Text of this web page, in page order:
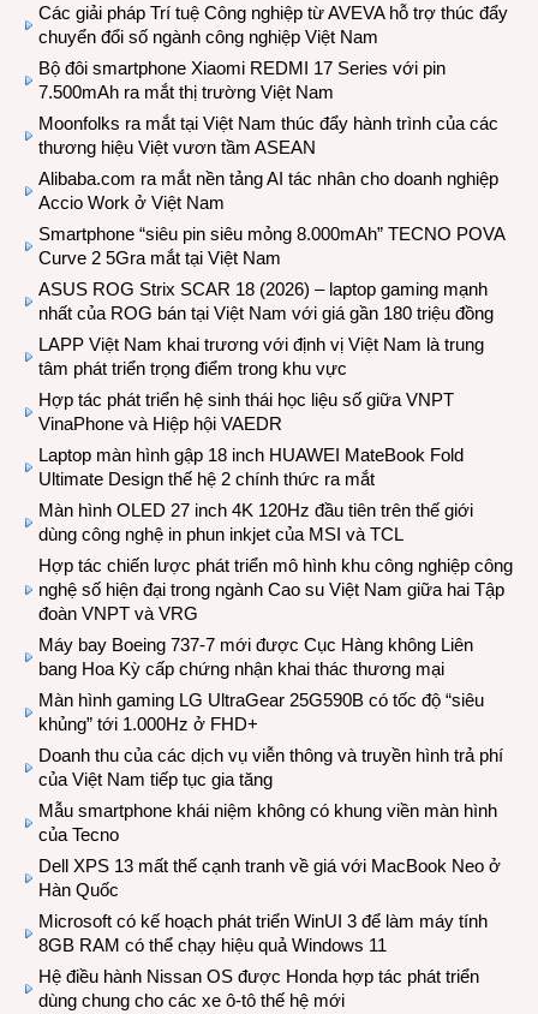
Các giải pháp Trí tuệ Công nghiệp từ AVEVA hỗ trợ thúc đẩy
chuyển đổi số ngành công nghiệp Việt Nam
Bộ đôi smartphone Xiaomi REDMI 17 Series với pin
7.500mAh ra mắt thị trường Việt Nam
Moonfolks ra mắt tại Việt Nam thúc đẩy hành trình của các
thương hiệu Việt vươn tầm ASEAN
Alibaba.com ra mắt nền tảng AI tác nhân cho doanh nghiệp
Accio Work ở Việt Nam
Smartphone “siêu pin siêu mỏng 8.000mAh” TECNO POVA
Curve 2 5Gra mắt tại Việt Nam
ASUS ROG Strix SCAR 18 (2026) – laptop gaming mạnh
nhất của ROG bán tại Việt Nam với giá gần 180 triệu đồng
LAPP Việt Nam khai trương với định vị Việt Nam là trung
tâm phát triển trọng điểm trong khu vực
Hợp tác phát triển hệ sinh thái học liệu số giữa VNPT
VinaPhone và Hiệp hội VAEDR
Laptop màn hình gập 18 inch HUAWEI MateBook Fold
Ultimate Design thế hệ 2 chính thức ra mắt
Màn hình OLED 27 inch 4K 120Hz đầu tiên trên thế giới
dùng công nghệ in phun inkjet của MSI và TCL
Hợp tác chiến lược phát triển mô hình khu công nghiệp công
nghệ số hiện đại trong ngành Cao su Việt Nam giữa hai Tập
đoàn VNPT và VRG
Máy bay Boeing 737-7 mới được Cục Hàng không Liên
bang Hoa Kỳ cấp chứng nhận khai thác thương mại
Màn hình gaming LG UltraGear 25G590B có tốc độ “siêu
khủng” tới 1.000Hz ở FHD+
Doanh thu của các dịch vụ viễn thông và truyền hình trả phí
của Việt Nam tiếp tục gia tăng
Mẫu smartphone khái niệm không có khung viền màn hình
của Tecno
Dell XPS 13 mất thế cạnh tranh về giá với MacBook Neo ở
Hàn Quốc
Microsoft có kế hoạch phát triển WinUI 3 để làm máy tính
8GB RAM có thể chạy hiệu quả Windows 11
Hệ điều hành Nissan OS được Honda hợp tác phát triển
dùng chung cho các xe ô-tô thế hệ mới